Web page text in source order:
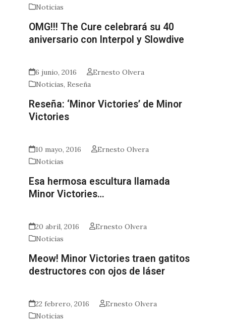
Noticias
OMG!!! The Cure celebrará su 40
aniversario con Interpol y Slowdive
6 junio, 2016
Ernesto Olvera
Noticias,Reseña
Reseña: ‘Minor Victories’ de Minor
Victories
10 mayo, 2016
Ernesto Olvera
Noticias
Esa hermosa escultura llamada
Minor Victories…
20 abril, 2016
Ernesto Olvera
Noticias
Meow! Minor Victories traen gatitos
destructores con ojos de láser
22 febrero, 2016
Ernesto Olvera
Noticias